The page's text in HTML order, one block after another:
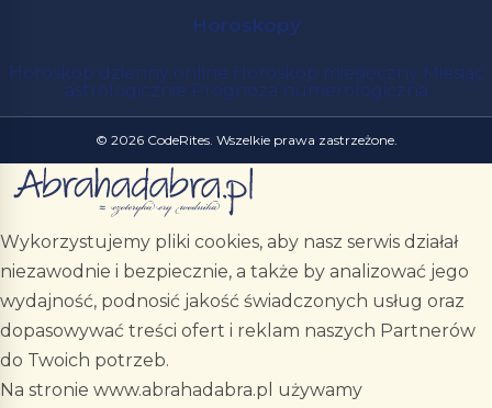
Horoskopy
Horoskop dzienny online Horoskop miesięczny Miesiąc
astrologicznie Prognoza numerologiczna
© 2026 CodeRites. Wszelkie prawa zastrzeżone.
Wykorzystujemy pliki cookies, aby nasz serwis działał
niezawodnie i bezpiecznie, a także by analizować jego
wydajność, podnosić jakość świadczonych usług oraz
dopasowywać treści ofert i reklam naszych Partnerów
do Twoich potrzeb.
Na stronie www.abrahadabra.pl używamy